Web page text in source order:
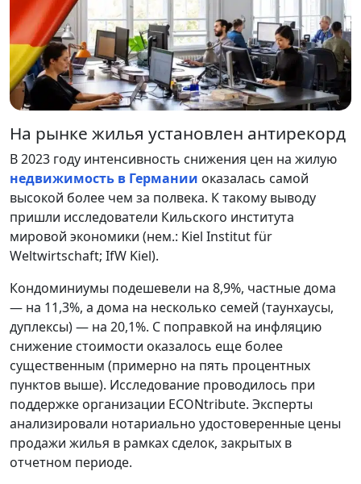
На рынке жилья установлен антирекорд
В 2023 году интенсивность снижения цен на жилую
недвижимость в Германии оказалась самой
высокой более чем за полвека. К такому выводу
пришли исследователи Кильского института
мировой экономики (нем.: Kiel Institut für
Weltwirtschaft; IfW Kiel).
Кондоминиумы подешевели на 8,9%, частные дома
— на 11,3%, а дома на несколько семей (таунхаусы,
дуплексы) — на 20,1%. С поправкой на инфляцию
снижение стоимости оказалось еще более
существенным (примерно на пять процентных
пунктов выше). Исследование проводилось при
поддержке организации ECONtribute. Эксперты
анализировали нотариально удостоверенные цены
продажи жилья в рамках сделок, закрытых в
отчетном периоде.